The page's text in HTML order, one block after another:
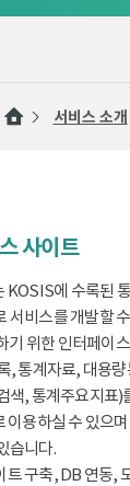
서비스 소개
사이트
에 수록된
서비스를 개발할
위한 인터페이
, 통계자료, 대용
색, 통계주요지표
이용하실 수 있으
습니다.
구축, DB 연동,